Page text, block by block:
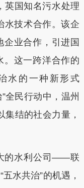
英国知名污水处理
水技术合作。该企
企业合作，引进国
。这一跨洋合作的
水的一种新形式
全民行动中，温州
集结的社会力量，
的水利公司——联
水共治”的机遇，